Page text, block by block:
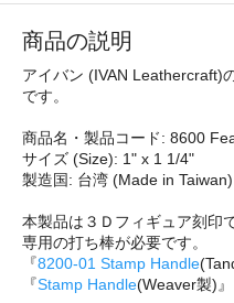
商品の説明
アイバン (IVAN Leathercraft)
です。
商品名・製品コード: 8600
サイズ (Size): 1" x 1 1/4"
製造国: 台湾 (Made in Taiwan)
本製品は３Ｄフィギュア刻印で
専用の打ち棒が必要です。
『8200-01 Stamp Handle
『Stamp Handle(Weaver製)』